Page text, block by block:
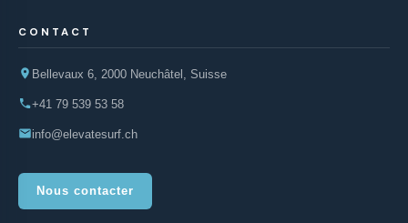
CONTACT
Bellevaux 6, 2000 Neuchâtel, Suisse
+41 79 539 53 58
info@elevatesurf.ch
Nous contacter